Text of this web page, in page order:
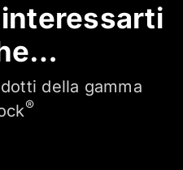
della gamma
®